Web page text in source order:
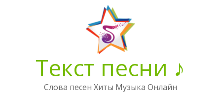
Текст песни ♪
Слова песен Хиты Музыка Онлайн